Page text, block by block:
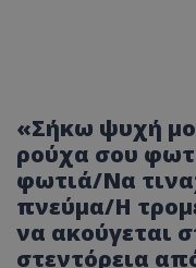
«Σήκω ψυχή
ρούχα σου
φωτιά/Να
πνεύμα/Η
να ακούγεται
στεντόρεια